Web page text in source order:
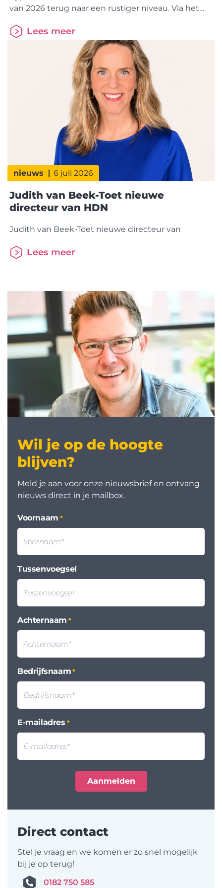
van 2026 terug naar een rustiger niveau. Via het
hypotheekaanvragen verzonden, bijna 5% minder
dan in dezelfde periode vorig
jaar. De betaalbaarheid van koopwoningen blijft
echter onder druk staan. Dat is vooral zichtbaar
bij Solo Kopers, die een recordbedrag aan eigen
geld inbrengen om een woning
Lees meer
nieuws 6 juli 2026
Judith van Beek-Toet nieuwe
directeur van HDN
Judith van Beek-Toet nieuwe directeur van
Lees meer
Wil je op de hoogte
blijven?
Meld je aan voor onze nieuwsbrief en ontvang
nieuws direct in je mailbox.
Voornaam *
Tussenvoegsel
Achternaam *
Bedrijfsnaam *
E-mailadres *
Direct contact
Stel je vraag en we komen er zo snel mogelijk
bij je op terug!
0182 750 585